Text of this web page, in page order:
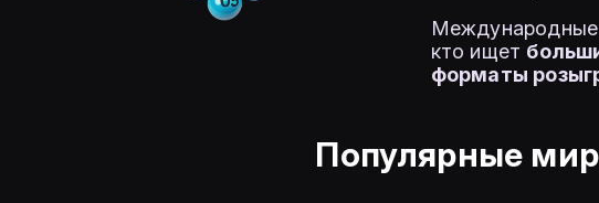
Международные
кто ищет
форматы
Популярные